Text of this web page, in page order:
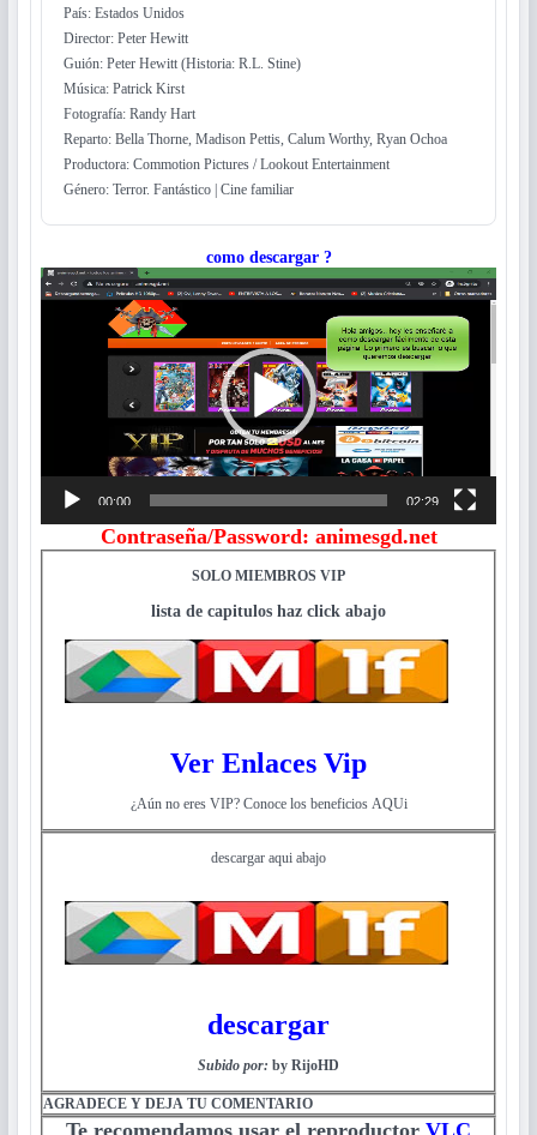
País: Estados Unidos
Director: Peter Hewitt
Guión: Peter Hewitt (Historia: R.L. Stine)
Música: Patrick Kirst
Fotografía: Randy Hart
Reparto: Bella Thorne, Madison Pettis, Calum Worthy, Ryan Ochoa
Productora: Commotion Pictures / Lookout Entertainment
Género: Terror. Fantástico | Cine familiar
como descargar ?
Reproductor
de
00:00 02:29
Contraseña/Password: animesgd.net
SOLO MIEMBROS VIP
lista de capitulos haz click abajo
Ver Enlaces Vip
¿Aún no eres VIP? Conoce los beneficios AQUi
descargar aqui abajo
descargar
Subido por: by RijoHD
AGRADECE Y DEJA TU COMENTARIO
Te recomendamos usar el reproductor VLC